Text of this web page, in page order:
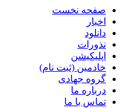
صفحه نخست
اخبار
دانلود
نذورات
اپلیکیشن
خادمین (ثبت نام)
گروه جهادی
درباره ما
تماس با ما